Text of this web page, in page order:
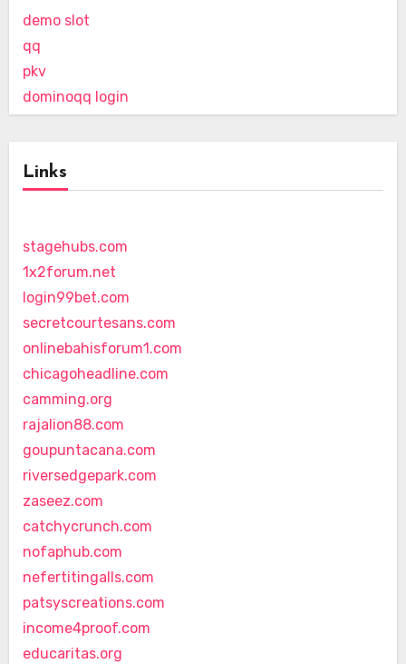
demo slot
qq
pkv
dominoqq login
Links
stagehubs.com
1x2forum.net
login99bet.com
secretcourtesans.com
onlinebahisforum1.com
chicagoheadline.com
camming.org
rajalion88.com
goupuntacana.com
riversedgepark.com
zaseez.com
catchycrunch.com
nofaphub.com
nefertitingalls.com
patsyscreations.com
income4proof.com
educaritas.org